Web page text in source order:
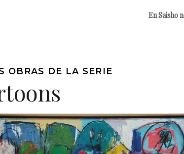
En Saisho
OBRAS DE LA SERIE